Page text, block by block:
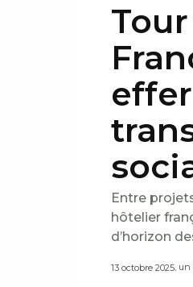
Entre
hôtelier
d’horizon
13 octobre 2025, un